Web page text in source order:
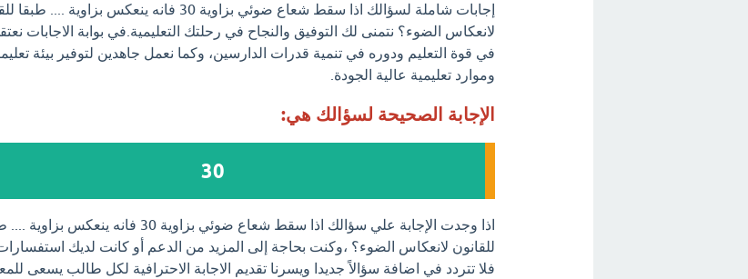
إجابات شاملة لسؤالك اذا سقط شعاع ضوئي بزاوية 30 فانه ينعكس بزاوية ....
لانعكاس الضوء؟ نتمنى لك التوفيق والنجاح في رحلتك التعليمية.في بوابة الاجابات
في قوة التعليم ودوره في تنمية قدرات الدارسين، وكما نعمل جاهدين لتوفير بيئة
وموارد تعليمية عالية الجودة.
الإجابة الصحيحة لسؤالك هي:
30
اذا وجدت الإجابة علي سؤالك اذا سقط شعاع ضوئي بزاوية 30 فانه ينعكس
للقانون لانعكاس الضوء؟ ،وكنت بحاجة إلى المزيد من الدعم أو كانت لديك
فلا تتردد في اضافة سؤالاً جديدا ويسرنا تقديم الاجابة الاحترافية لكل طالب يسعى